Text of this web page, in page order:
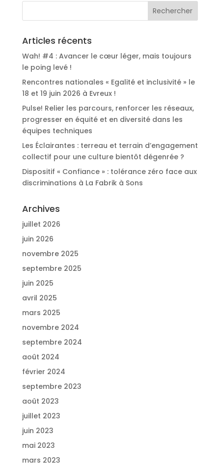
Articles récents
Wah! #4 : Avancer le cœur léger, mais toujours
le poing levé !
Rencontres nationales « Egalité et inclusivité » le
18 et 19 juin 2026 à Evreux !
Pulse! Relier les parcours, renforcer les réseaux,
progresser en équité et en diversité dans les
équipes techniques
Les Éclairantes : terreau et terrain d’engagement
collectif pour une culture bientôt dégenrée ?
Dispositif « Confiance » : tolérance zéro face aux
discriminations à La Fabrik à Sons
Archives
juillet 2026
juin 2026
novembre 2025
septembre 2025
juin 2025
avril 2025
mars 2025
novembre 2024
septembre 2024
août 2024
février 2024
septembre 2023
août 2023
juillet 2023
juin 2023
mai 2023
mars 2023